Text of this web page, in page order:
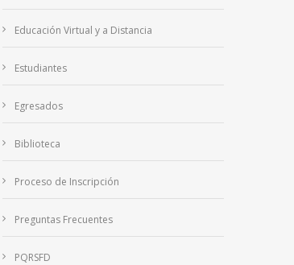
Educación Virtual y a Distancia
Estudiantes
Egresados
Biblioteca
Proceso de Inscripción
Preguntas Frecuentes
PQRSFD